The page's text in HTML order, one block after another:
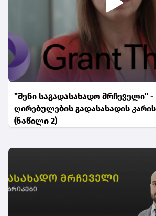
"შენი საგადასახადო მრჩეველი"
ღირებულების გადასახადის
(ნაწილი 2)